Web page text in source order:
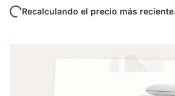
Recalculando el precio más